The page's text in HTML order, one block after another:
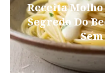
Receita
Segredo Do